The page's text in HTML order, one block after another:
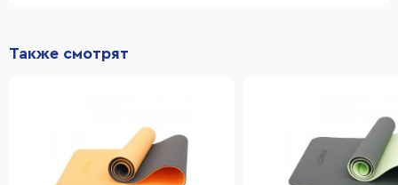
Также смотрят